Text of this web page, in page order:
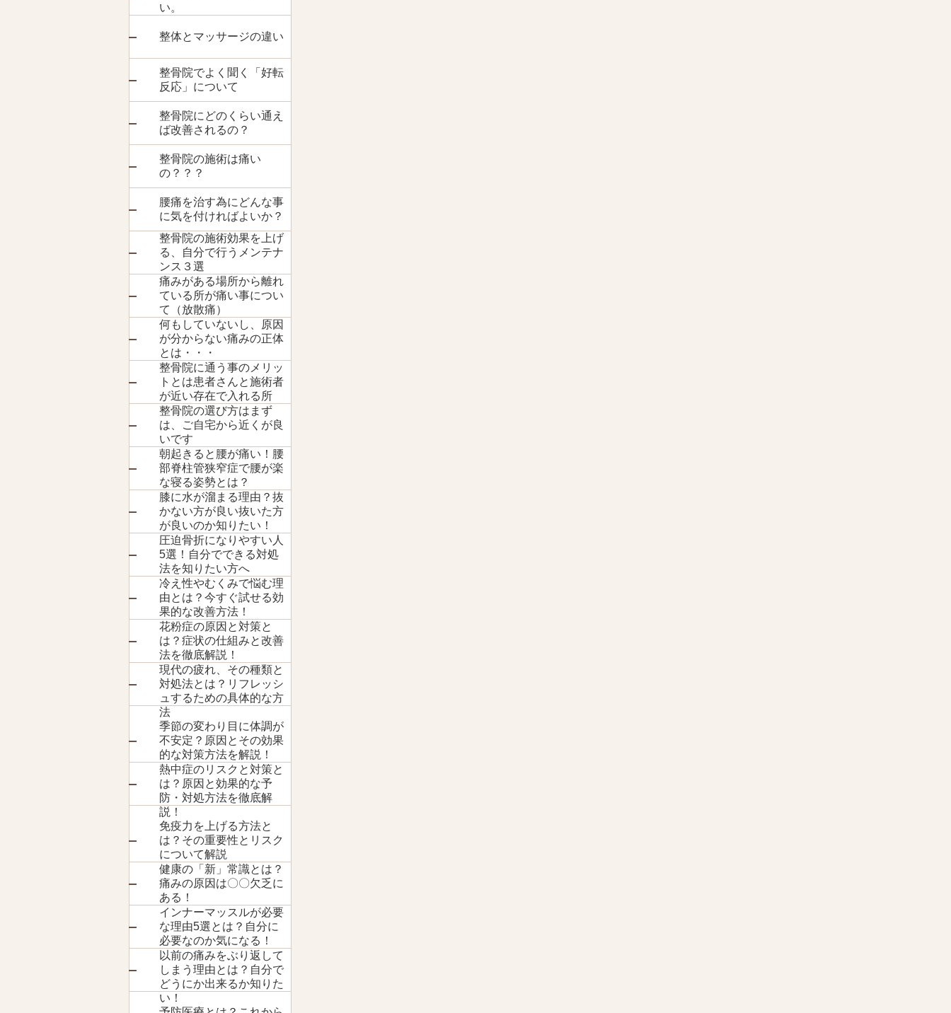
い。
整体とマッサージの違い
整骨院でよく聞く「好転
反応」について
整骨院にどのくらい通え
ば改善されるの？
整骨院の施術は痛い
の？？？
腰痛を治す為にどんな事
に気を付ければよいか？
整骨院の施術効果を上げ
る、自分で行うメンテナ
ンス３選
痛みがある場所から離れ
ている所が痛い事につい
て（放散痛）
何もしていないし、原因
が分からない痛みの正体
とは・・・
整骨院に通う事のメリッ
トとは患者さんと施術者
が近い存在で入れる所
整骨院の選び方はまず
は、ご自宅から近くが良
いです
朝起きると腰が痛い！腰
部脊柱管狭窄症で腰が楽
な寝る姿勢とは？
膝に水が溜まる理由？抜
かない方が良い抜いた方
が良いのか知りたい！
圧迫骨折になりやすい人
5選！自分でできる対処
法を知りたい方へ
冷え性やむくみで悩む理
由とは？今すぐ試せる効
果的な改善方法！
花粉症の原因と対策と
は？症状の仕組みと改善
法を徹底解説！
現代の疲れ、その種類と
対処法とは？リフレッシ
ュするための具体的な方
法
季節の変わり目に体調が
不安定？原因とその効果
的な対策方法を解説！
熱中症のリスクと対策と
は？原因と効果的な予
防・対処方法を徹底解
説！
免疫力を上げる方法と
は？その重要性とリスク
について解説
健康の「新」常識とは？
痛みの原因は〇〇欠乏に
ある！
インナーマッスルが必要
な理由5選とは？自分に
必要なのか気になる！
以前の痛みをぶり返して
しまう理由とは？自分で
どうにか出来るか知りた
い！